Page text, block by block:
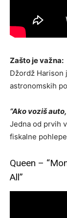
Zašto je važna:
Džordž Harison
astronomskih
“Ako voziš
Jedna od prvih
fiskalne
Queen –
All”